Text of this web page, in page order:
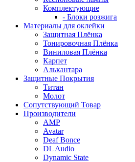
Комплектующие
- Блоки розжига
Материалы для оклейки
Защитная Плёнка
Тонировочная Плёнка
Виниловая Плёнка
Карпет
Алькантара
Защитные Покрытия
Титан
Молот
Сопутствующий Товар
Производители
AMP
Avatar
Deaf Bonce
DL Audio
Dynamic State